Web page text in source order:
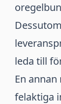
leda till
En
felaktiga